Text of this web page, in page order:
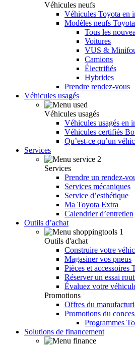
Véhicules neufs
Véhicules Toyota en
Modèles neufs Toyota
Tous les
Voitures
VUS &
Camions
Électrifiés
Hybrides
Prendre rendez-vous
Véhicules usagés
Véhicules usagés
Véhicules usagés en
Véhicules certifiés
Qu’est-ce qu’un
Services
Services
Prendre un rendez-
Services mécaniques
Service d’esthétique
Ma Toyota Extra
Calendrier d’entretien
Outils d’achat
Outils d'achat
Construire votre
Magasiner vos pneus
Pièces et accessoires
Réserver un essai
Évaluez votre
Promotions
Offres du
Promotions du
Programmes
Solutions de financement